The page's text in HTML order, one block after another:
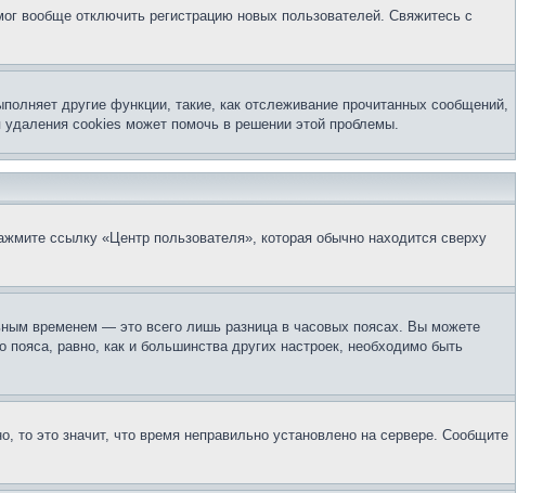
вообще отключить регистрацию новых пользователей. Свяжитесь с
другие функции, такие, как отслеживание прочитанных сообщений,
cookies может помочь в решении этой проблемы.
ссылку «Центр пользователя», которая обычно находится сверху
временем — это всего лишь разница в часовых поясах. Вы можете
равно, как и большинства других настроек, необходимо быть
то это значит, что время неправильно установлено на сервере. Сообщите